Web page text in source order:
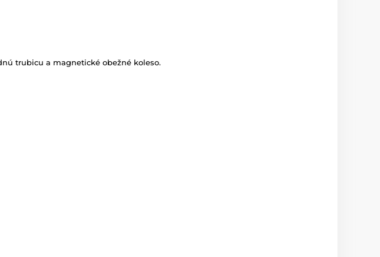
trubicu a magnetické obežné koleso.